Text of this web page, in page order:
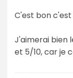
C'est bon
J'aimerai bien
et 5/10, car je